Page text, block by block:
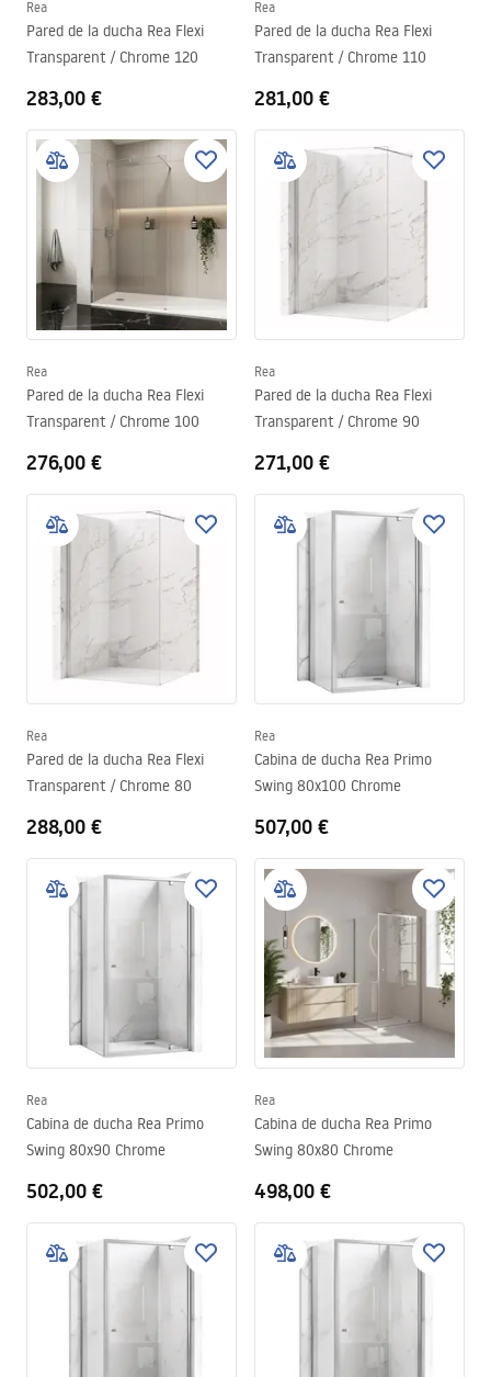
Rea
Pared de la ducha Rea Flexi
Transparent / Chrome 120
283,00 €
Rea
Pared de la ducha Rea Flexi
Transparent / Chrome 110
281,00 €
Rea
Pared de la ducha Rea Flexi
Transparent / Chrome 100
276,00 €
Rea
Pared de la ducha Rea Flexi
Transparent / Chrome 90
271,00 €
Rea
Pared de la ducha Rea Flexi
Transparent / Chrome 80
288,00 €
Rea
Cabina de ducha Rea Primo
Swing 80x100 Chrome
507,00 €
Rea
Cabina de ducha Rea Primo
Swing 80x90 Chrome
502,00 €
Rea
Cabina de ducha Rea Primo
Swing 80x80 Chrome
498,00 €